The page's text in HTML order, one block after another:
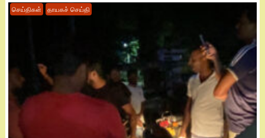
செய்திகள் தாயகச் செய்தி